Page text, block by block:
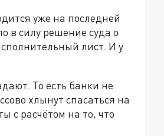
уже на последней
в силу решение суда о
лист. И у
То есть банки не
хлынут спасаться на
с расчётом на то, что